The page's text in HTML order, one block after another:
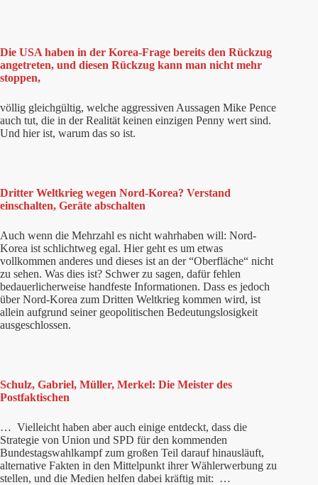
Die USA haben in der Korea-Frage bereits den Rückzug
angetreten, und diesen Rückzug kann man nicht mehr
stoppen,
völlig gleichgültig, welche aggressiven Aussagen Mike Pence
auch tut, die in der Realität keinen einzigen Penny wert sind.
Und hier ist, warum das so ist.
Dritter Weltkrieg wegen Nord-Korea? Verstand
einschalten, Geräte abschalten
Auch wenn die Mehrzahl es nicht wahrhaben will: Nord-
Korea ist schlichtweg egal. Hier geht es um etwas
vollkommen anderes und dieses ist an der “Oberfläche“ nicht
zu sehen. Was dies ist? Schwer zu sagen, dafür fehlen
bedauerlicherweise handfeste Informationen. Dass es jedoch
über Nord-Korea zum Dritten Weltkrieg kommen wird, ist
allein aufgrund seiner geopolitischen Bedeutungslosigkeit
ausgeschlossen.
Schulz, Gabriel, Müller, Merkel: Die Meister des
Postfaktischen
… Vielleicht haben aber auch einige entdeckt, dass die
Strategie von Union und SPD für den kommenden
Bundestagswahlkampf zum großen Teil darauf hinausläuft,
alternative Fakten in den Mittelpunkt ihrer Wählerwerbung zu
stellen, und die Medien helfen dabei kräftig mit: …